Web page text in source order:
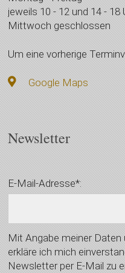
jeweils 10 - 12 und 14 - 18
Mittwoch geschlossen
Um eine vorherige
Google Maps
Newsletter
E-Mail-Adresse*:
Mit Angabe meiner Daten
erkläre ich mich
Newsletter per E-Mail zu